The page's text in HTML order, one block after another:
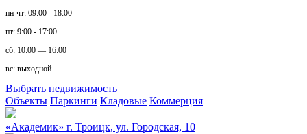
пн-чт: 09:00 - 18:00
пт: 9:00 - 17:00
сб: 10:00 — 16:00
вс: выходной
Выбрать недвижимость
Объекты Паркинги Кладовые Коммерция
«Академик» г. Троицк, ул. Городская, 10